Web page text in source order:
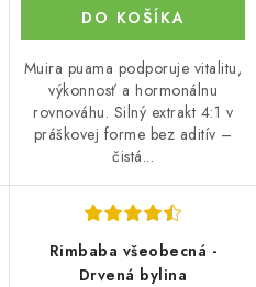
DO KOŠÍKA
Muira puama podporuje vitalitu,
výkonnosť a hormonálnu
rovnováhu. Silný extrakt 4:1 v
práškovej forme bez aditív –
čistá...
Rimbaba všeobecná -
Drvená bylina